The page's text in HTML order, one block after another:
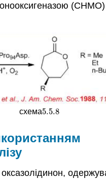
схема5.5.8
5.5.8